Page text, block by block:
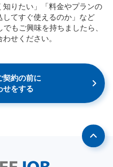
知りたい」「料金やプランの
てすぐ使えるのか」など
もご興味を持ちましたら、
せください。
契約の前に
せをする